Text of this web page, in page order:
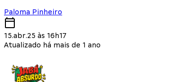
Paloma Pinheiro
15.abr.25 às 16h17
Atualizado há mais de 1 ano